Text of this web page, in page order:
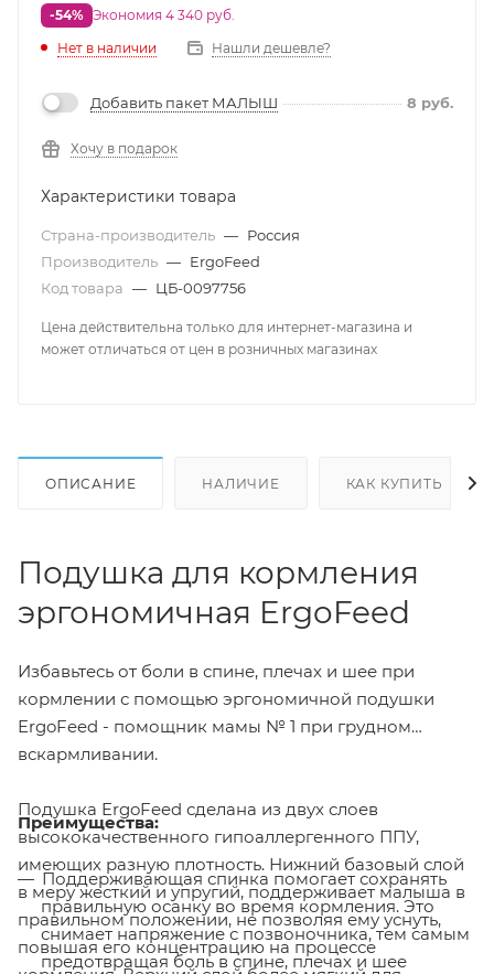
-54% Экономия 4 340 руб.
Нет в наличии
Нашли дешевле?
Добавить пакет МАЛЫШ 8 руб.
Хочу в подарок
Характеристики товара
Страна-производитель — Россия
Производитель — ErgoFeed
Код товара — ЦБ-0097756
Цена действительна только для интернет-магазина и
может отличаться от цен в розничных магазинах
ОПИСАНИЕ НАЛИЧИЕ КАК КУПИТЬ
Подушка для кормления
эргономичная ErgoFeed
Избавьтесь от боли в спине, плечах и шее при
кормлении с помощью эргономичной подушки
ErgoFeed - помощник мамы № 1 при грудном
вскармливании.
Подушка ErgoFeed сделана из двух слоев
высококачественного гипоаллергенного ППУ,
имеющих разную плотность. Нижний базовый слой
в меру жесткий и упругий, поддерживает малыша в
правильном положении, не позволяя ему уснуть,
повышая его концентрацию на процессе
Преимущества:
Поддерживающая спинка помогает сохранять
правильную осанку во время кормления. Это
снимает напряжение с позвоночника, тем самым
предотвращая боль в спине, плечах и шее